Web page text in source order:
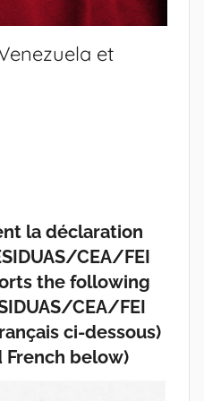
et
la déclaration
CEA/FEI
the following
CEA/FEI
ci-dessous)
French below)